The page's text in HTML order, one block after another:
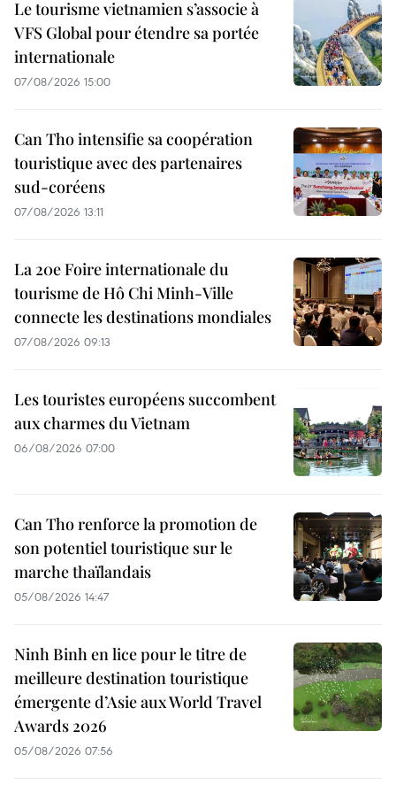
Le tourisme vietnamien s’associe à
VFS Global pour étendre sa portée
internationale
07/08/2026 15:00
Can Tho intensifie sa coopération
touristique avec des partenaires
sud-coréens
07/08/2026 13:11
La 20e Foire internationale du
tourisme de Hô Chi Minh-Ville
connecte les destinations mondiales
07/08/2026 09:13
Les touristes européens succombent
aux charmes du Vietnam
06/08/2026 07:00
Can Tho renforce la promotion de
son potentiel touristique sur le
marche thaïlandais
05/08/2026 14:47
Ninh Binh en lice pour le titre de
meilleure destination touristique
émergente d’Asie aux World Travel
Awards 2026
05/08/2026 07:56